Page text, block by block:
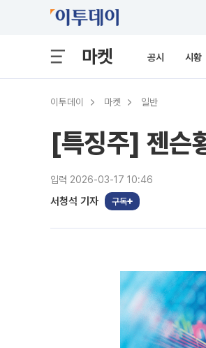
마켓 공시 시황
이투데이 마켓 일반
[특징주] 젠슨
입력 2026-03-17 10:46
서청석 기자 구독